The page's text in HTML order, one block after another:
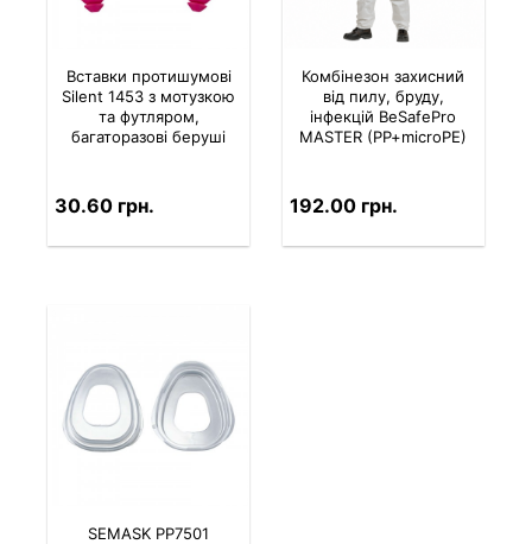
Вставки протишумові
Silent 1453 з мотузкою
та футляром,
багаторазові беруші
30.60 грн.
Комбінезон захисний
від пилу, бруду,
інфекцій BeSafePro
MASTER (PP+microPE)
192.00 грн.
SEMASK PP7501